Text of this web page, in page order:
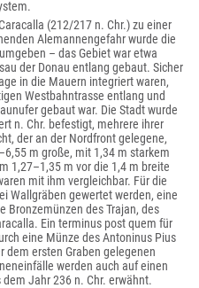
(212/217 n. Chr.) zu einer
Alemannengefahr wurde die
– das Gebiet war etwa
der Donau entlang gebaut. Sicher
in die Mauern integriert waren,
Westbahntrasse entlang und
gebaut war. Die Stadt wurde
n. Chr. befestigt, mehrere ihrer
der an der Nordfront gelegene,
m große, mit 1,34 m starkem
1,27–1,35 m vor die 1,4 m breite
mit ihm vergleichbar. Für die
Wallgräben gewertet werden, eine
Bronzemünzen des Trajan, des
Ein terminus post quem für
eine Münze des Antoninus Pius
dem ersten Graben gelegenen
werden auch auf einen
Jahr 236 n. Chr. erwähnt.